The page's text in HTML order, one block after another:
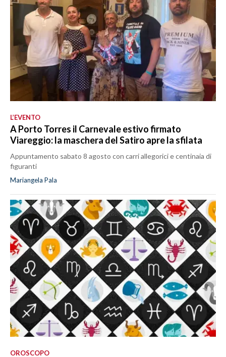
L’EVENTO
A Porto Torres il Carnevale estivo firmato
Viareggio: la maschera del Satiro apre la sfilata
Appuntamento sabato 8 agosto con carri allegorici e centinaia di
figuranti
Mariangela Pala
OROSCOPO